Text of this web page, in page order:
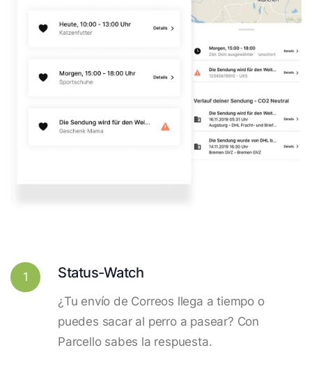
1 Status-Watch
¿Tu envío de Correos llega a tiempo o
puedes sacar al perro a pasear? Con
Parcello sabes la respuesta.